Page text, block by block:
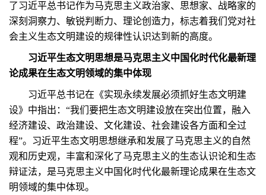
了习近平总书记作为马克思主义政治家、思想家、战略家的
深刻洞察力、敏锐判断力、理论创造力，标志着我们党对社
会主义生态文明建设的规律性认识达到新的高度。
习近平生态文明思想是马克思主义中国化时代化最新理
论成果在生态文明领域的集中体现
习近平总书记在《实现永续发展必须抓好生态文明建
设》中指出：“我们要把生态文明建设放在突出位置，融入
经济建设、政治建设、文化建设、社会建设各方面和全过
程”。习近平生态文明思想继承和发展了马克思主义的自然
观和历史观，丰富和深化了马克思主义的生态认识论和生态
辩证法，是马克思主义中国化时代化最新理论成果在生态文
明领域的集中体现。